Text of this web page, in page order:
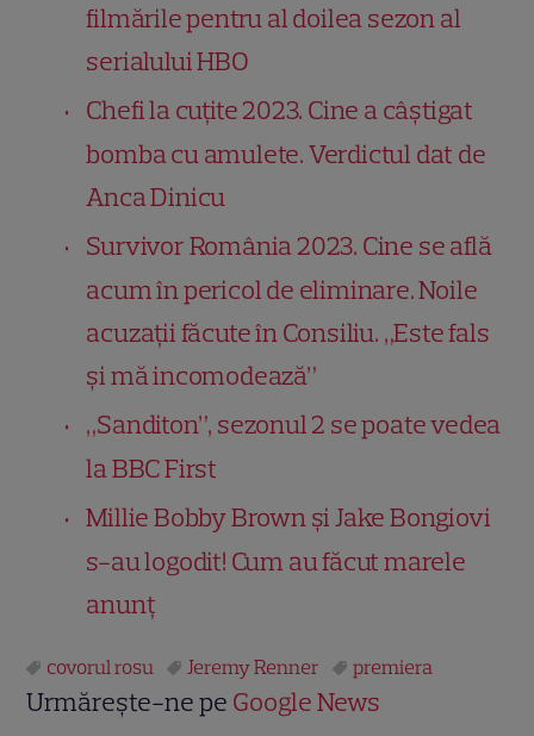
filmările pentru al doilea sezon al
serialului HBO
Chefi la cuțite 2023. Cine a câștigat
bomba cu amulete. Verdictul dat de
Anca Dinicu
Survivor România 2023. Cine se află
acum în pericol de eliminare. Noile
acuzații făcute în Consiliu. „Este fals
și mă incomodează”
„Sanditon”, sezonul 2 se poate vedea
la BBC First
Millie Bobby Brown și Jake Bongiovi
s-au logodit! Cum au făcut marele
anunț
covorul rosu Jeremy Renner premiera
Urmărește-ne pe Google News